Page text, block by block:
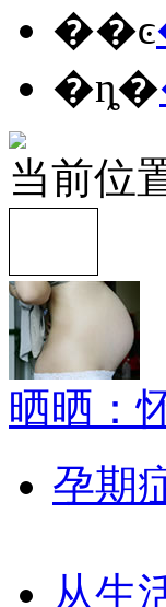
��ͼ
�ȵ�
当前位
晒晒：
孕期
从生